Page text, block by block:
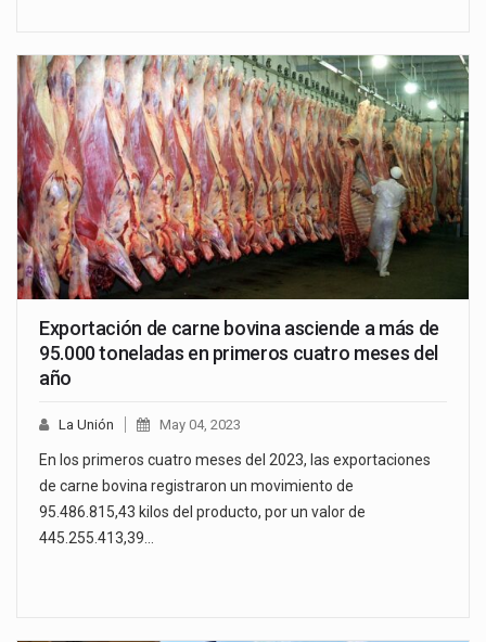
Exportación de carne bovina asciende a más de
95.000 toneladas en primeros cuatro meses del
año
La Unión May 04, 2023
En los primeros cuatro meses del 2023, las exportaciones
de carne bovina registraron un movimiento de
95.486.815,43 kilos del producto, por un valor de
445.255.413,39…